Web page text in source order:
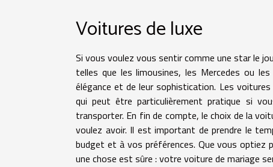
Voitures de luxe
Si vous voulez vous sentir comme une star le
telles que les limousines, les Mercedes ou
élégance et de leur sophistication. Les
qui peut être particulièrement pratique si
transporter. En fin de compte, le choix de la
voulez avoir. Il est important de prendre le
budget et à vos préférences. Que vous optiez
une chose est sûre : votre voiture de mariage